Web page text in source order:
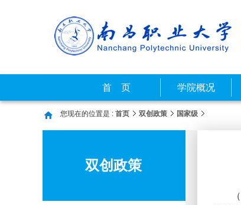
首 页 学院概况
您现在的位置是 : 首页 双创政策 国家级
双创政策
（